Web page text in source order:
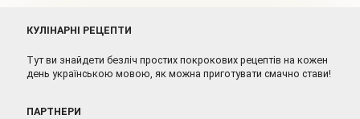
КУЛІНАРНІ РЕЦЕПТИ
Тут ви знайдети безліч простих покрокових рецептів на кожен
день українською мовою, як можна приготувати смачно стави!
ПАРТНЕРИ